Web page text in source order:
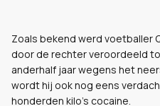
Zoals bekend werd voetballer
door de rechter veroordeeld
anderhalf jaar wegens het
wordt hij ook nog eens
honderden kilo's cocaine.